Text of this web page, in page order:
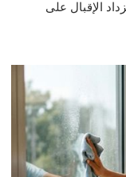
يزداد الإقبال على